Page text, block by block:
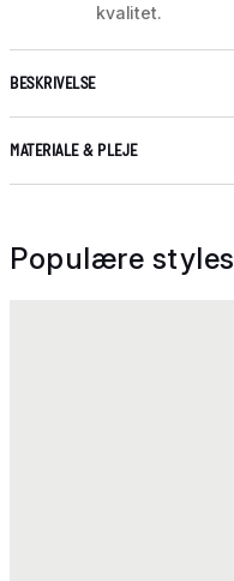
kvalitet.
BESKRIVELSE
MATERIALE & PLEJE
Populære styles